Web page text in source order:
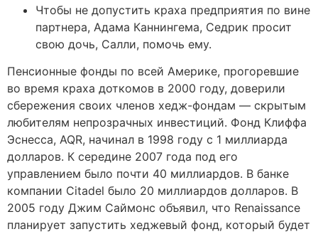
Чтобы не допустить краха предприятия по вине
партнера, Адама Каннингема, Седрик просит
свою дочь, Салли, помочь ему.
Пенсионные фонды по всей Америке, прогоревшие
во время краха доткомов в 2000 году, доверили
сбережения своих членов хедж-фондам — скрытым
любителям непрозрачных инвестиций. Фонд Клиффа
Эснесса, AQR, начинал в 1998 году с 1 миллиарда
долларов. К середине 2007 года под его
управлением было почти 40 миллиардов. В банке
компании Citadel было 20 миллиардов долларов. В
2005 году Джим Саймонс объявил, что Renaissance
планирует запустить хеджевый фонд, который будет